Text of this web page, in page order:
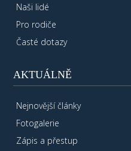
Naši lidé
Pro rodiče
Časté dotazy
AKTUÁLNĚ
Nejnovější články
Fotogalerie
Zápis a přestup